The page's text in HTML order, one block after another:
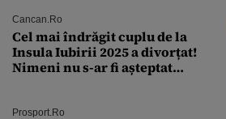
Cancan.ro
Cel mai îndrăgit cuplu de la
Insula Iubirii 2025 a divorțat!
Nimeni nu s-ar fi așteptat
Prosport.ro